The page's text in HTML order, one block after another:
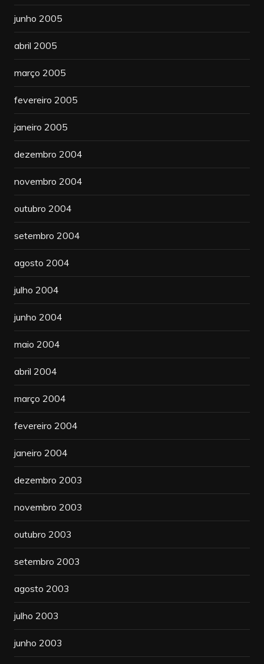
junho 2005
abril 2005
março 2005
fevereiro 2005
janeiro 2005
dezembro 2004
novembro 2004
outubro 2004
setembro 2004
agosto 2004
julho 2004
junho 2004
maio 2004
abril 2004
março 2004
fevereiro 2004
janeiro 2004
dezembro 2003
novembro 2003
outubro 2003
setembro 2003
agosto 2003
julho 2003
junho 2003